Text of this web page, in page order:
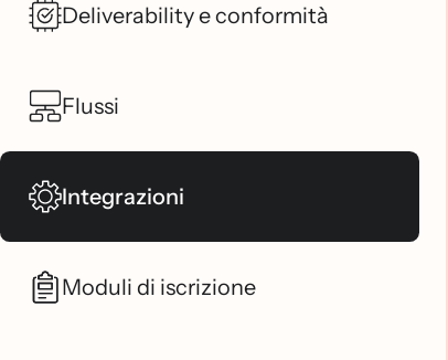
Deliverability e conformità
Flussi
Integrazioni
Moduli di iscrizione